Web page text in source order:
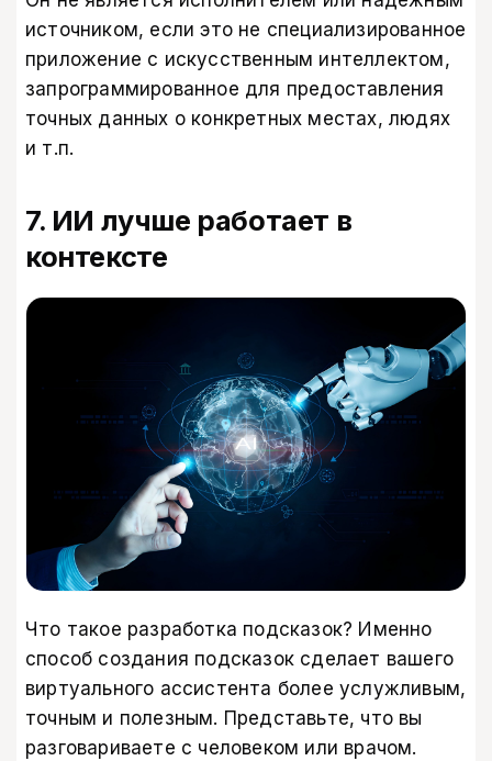
источником, если это не специализированное
приложение с искусственным интеллектом,
запрограммированное для предоставления
точных данных о конкретных местах, людях
и т.п.
7. ИИ лучше работает в
контексте
Что такое разработка подсказок? Именно
способ создания подсказок сделает вашего
виртуального ассистента более услужливым,
точным и полезным. Представьте, что вы
разговариваете с человеком или врачом.